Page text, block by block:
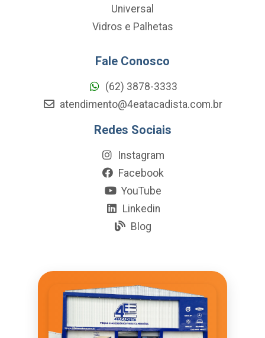
Universal
Vidros e Palhetas
Fale Conosco
(62) 3878-3333
atendimento@4eatacadista.com.br
Redes Sociais
Instagram
Facebook
YouTube
Linkedin
Blog